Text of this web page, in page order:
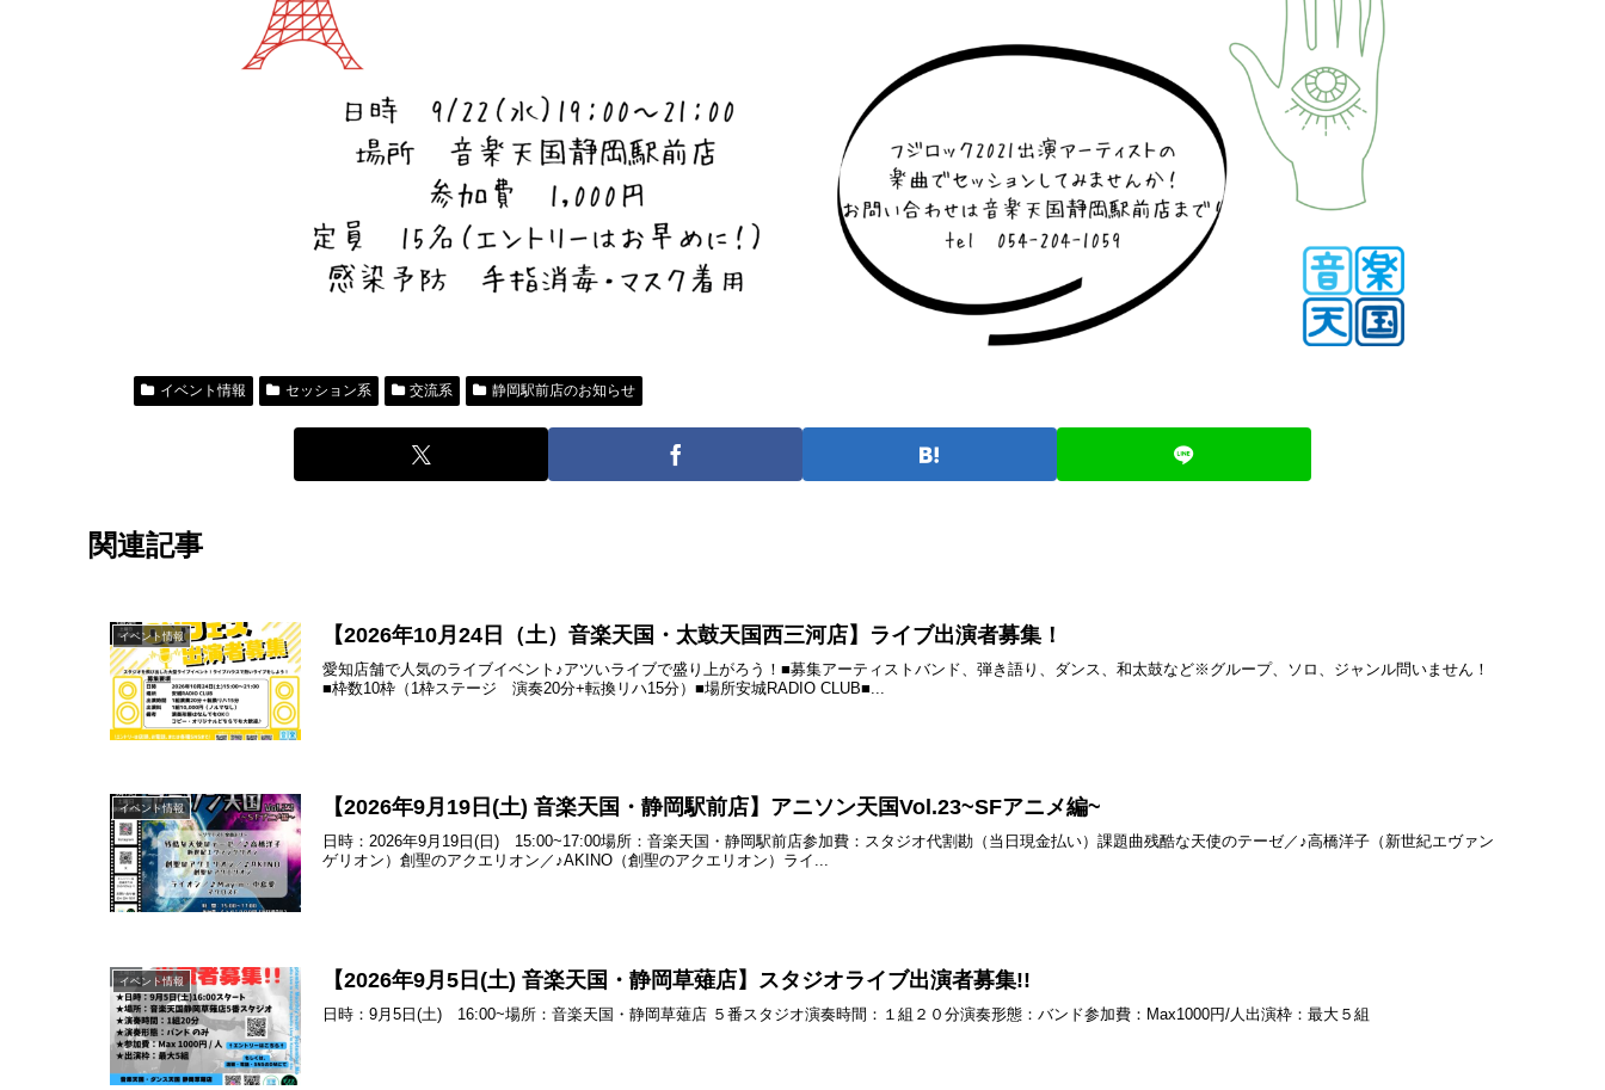
イベント情報 セッション系 交流系 静岡駅前店のお知らせ
関連記事
イベント情報 【2026年10月24日（土）音楽天国・太鼓天国西三河店】ライブ出演者募集！
愛知店舗で人気のライブイベント♪アツいライブで盛り上がろう！■募集アーティストバンド、弾き語り、ダンス、和太鼓など※グループ、ソロ、ジャンル問いません！
■枠数10枠（1枠ステージ 演奏20分+転換リハ15分）■場所安城RADIO CLUB■...
イベント情報 【2026年9月19日(土) 音楽天国・静岡駅前店】アニソン天国Vol.23~SFアニメ編~
日時：2026年9月19日(日) 15:00~17:00場所：音楽天国・静岡駅前店参加費：スタジオ代割勘（当日現金払い）課題曲残酷な天使のテーゼ／♪高橋洋子（新世紀エヴァン
ゲリオン）創聖のアクエリオン／♪AKINO（創聖のアクエリオン）ライ...
イベント情報 【2026年9月5日(土) 音楽天国・静岡草薙店】スタジオライブ出演者募集!!
日時：9月5日(土) 16:00~場所：音楽天国・静岡草薙店 ５番スタジオ演奏時間：１組２０分演奏形態：バンド参加費：Max1000円/人出演枠：最大５組